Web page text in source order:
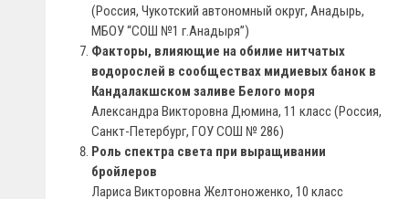
(Россия, Чукотский автономный округ, Анадырь,
МБОУ “СОШ №1 г.Анадыря”)
Факторы, влияющие на обилие нитчатых
водорослей в сообществах мидиевых банок в
Кандалакшском заливе Белого моря
Александра Викторовна Дюмина, 11 класс (Россия,
Санкт-Петербург, ГОУ СОШ № 286)
Роль спектра света при выращивании
бройлеров
Лариса Викторовна Желтоноженко, 10 класс